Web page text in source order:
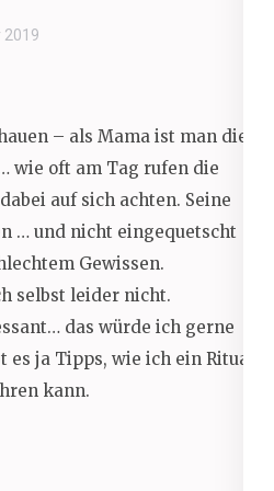
2019
– als Mama ist man die
wie oft am Tag rufen die
auf sich achten. Seine
… und nicht eingequetscht
Gewissen.
selbst leider nicht.
das würde ich gerne
ja Tipps, wie ich ein Ritual
kann.